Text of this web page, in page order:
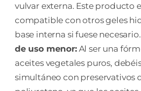
vulvar externa. Este producto
compatible con otros geles
base interna si fuese
de uso menor:Al ser una
aceites vegetales puros,
simultáneo con preservativos